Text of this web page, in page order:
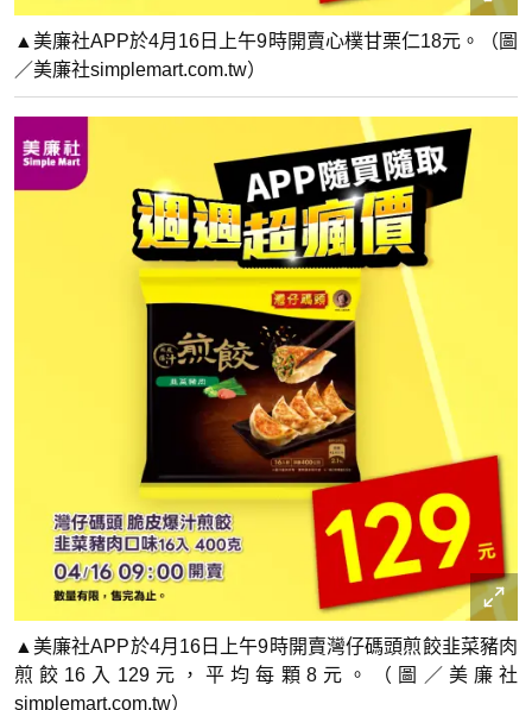
▲美廉社APP於4月16日上午9時開賣心樸甘栗仁18元。（圖
／美廉社simplemart.com.tw）
▲美廉社APP於4月16日上午9時開賣灣仔碼頭煎餃韭菜豬肉
煎餃16入129元，平均每顆8元。（圖／美廉社
simplemart.com.tw）